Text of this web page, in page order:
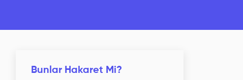
Bunlar Hakaret Mi?